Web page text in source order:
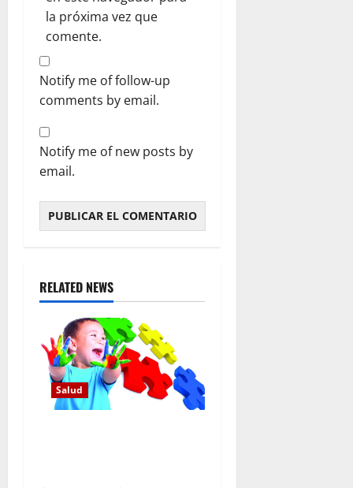
la próxima vez que
comente.
Notify me of follow-up
comments by email.
Notify me of new posts by
email.
RELATED NEWS
Salud